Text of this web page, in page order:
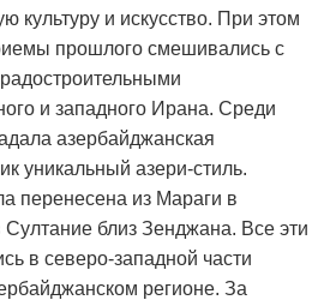
культуру и искусство. При этом
прошлого смешивались с
и западного Ирана. Среди
азербайджанская
уникальный азери-стиль.
перенесена из Мараги в
Султание близ Зенджана. Все эти
в северо-западной части
регионе. За